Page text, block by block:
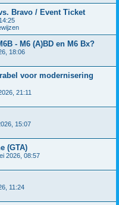
Bravo / Event Ticket
- M6 (A)BD en M6 Bx?
18:06
voor modernisering
21:11
15:07
(GTA)
2026, 08:57
11:24